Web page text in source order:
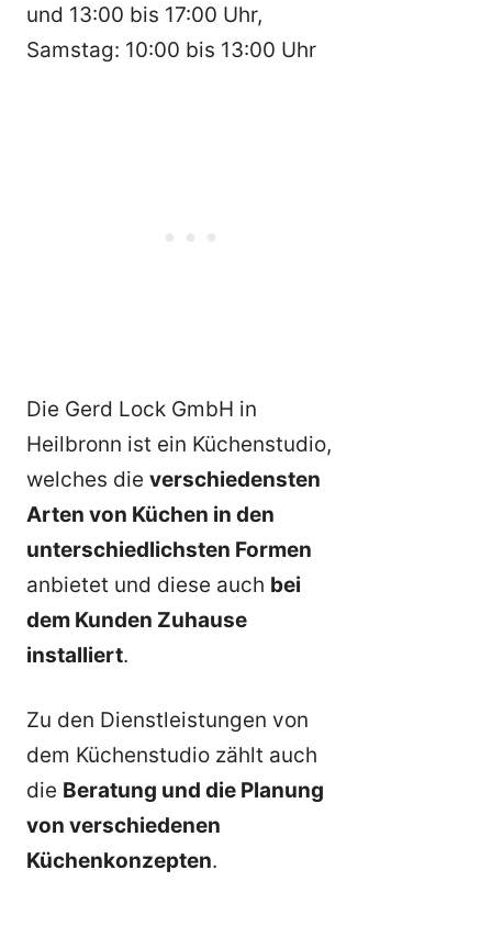
und 13:00 bis 17:00 Uhr,
Samstag: 10:00 bis 13:00 Uhr
Die Gerd Lock GmbH in
Heilbronn ist ein Küchenstudio,
welches die verschiedensten
Arten von Küchen in den
unterschiedlichsten Formen
anbietet und diese auch bei
dem Kunden Zuhause
installiert.
Zu den Dienstleistungen von
dem Küchenstudio zählt auch
die Beratung und die Planung
von verschiedenen
Küchenkonzepten.